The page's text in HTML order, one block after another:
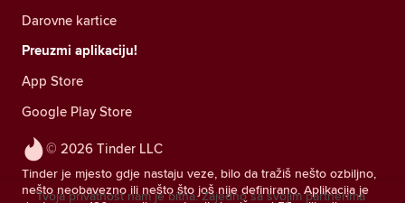
© 2026 Tinder LLC
Tinder je mjesto gdje nastaju veze, bilo da tražiš nešto ozbiljno,
nešto neobavezno ili nešto što još nije definirano. Aplikacija je
Darovne kartice
Preuzmi aplikaciju!
App Store
Google Play Store
Tvoja privatnost nam je bitna. Zajedno sa svojim partnerima